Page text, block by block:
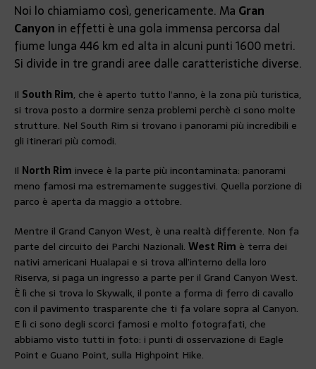
Noi lo chiamiamo così, genericamente. Ma Gran
Canyon in effetti è una gola immensa percorsa dal
fiume lunga 446 km ed alta in alcuni punti 1600 metri.
Si divide in tre grandi aree dalle caratteristiche diverse.
Il South Rim, che è aperto tutto l’anno, è la zona più turistica,
si trova posto a dormire senza problemi perchè ci sono molte
strutture. Nel South Rim si trovano i panorami più incredibili e
gli itinerari più comodi.
Il North Rim invece è la parte più incontaminata: panorami
meno famosi ma estremamente suggestivi. Quella porzione di
parco è aperta da maggio a ottobre.
Mentre il Grand Canyon West, è una realtà differente. Non fa
parte del circuito dei Parchi Nazionali. West Rim è terra dei
nativi americani Hualapai e si trova all’interno della loro
Riserva, si paga un ingresso a parte per il Grand Canyon West.
È lì che si trova lo Skywalk, il ponte a forma di ferro di cavallo
con il pavimento trasparente che ti fa volare sopra al Canyon.
E lì ci sono degli scorci famosi e molto fotografati, che
abbiamo visto tutti in foto: i punti di osservazione di Eagle
Point e Guano Point, sulla Highpoint Hike.